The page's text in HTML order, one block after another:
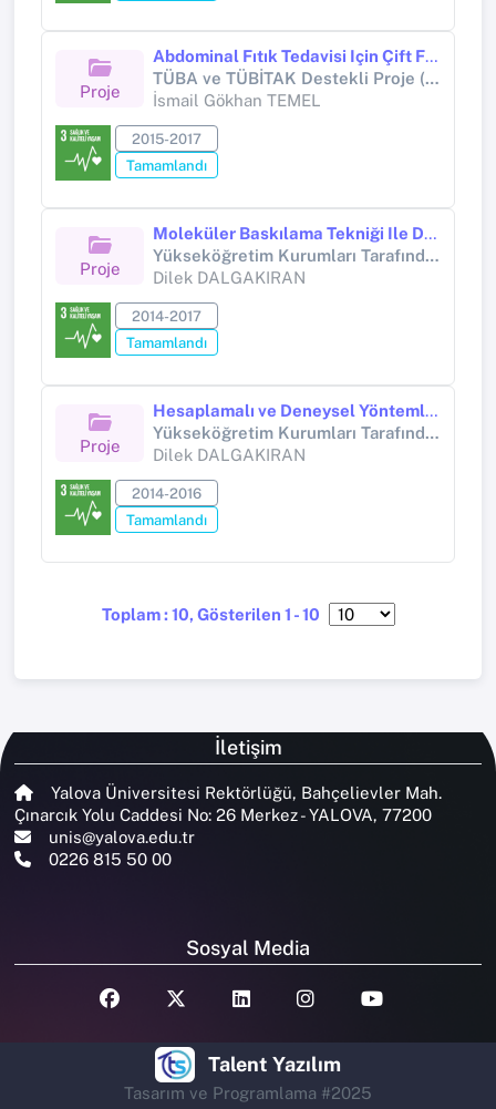
Proje
Abdominal Fıtık Tedavisi Için Çift Fonksiyonlu Yeni Bir Kompozit Yama Geliştirilmesi
TÜBA ve TÜBİTAK Destekli Proje (TÜBİTAK PROJESİ)
İsmail Gökhan TEMEL
2015-2017
Tamamlandı
Proje
Moleküler Baskılama Tekniği Ile Doksisiklin Baskılı Kontakt Lenslerin Hazırlanması Ve Kornea Neovaskülarizasyon Tedavisi Amacıyla In Vivo Ve In Vitro İlaç Salım Performanslarının Belirlenmesi
Yükseköğretim Kurumları Tarafından Destekli Bilimsel Araştırma Projesi (Yükseköğretim Kurumları tarafından destekli bilimsel araştırma projesi)
Dilek DALGAKIRAN
2014-2017
Tamamlandı
Proje
Hesaplamalı ve Deneysel Yöntemler Kullanarak Moleküler Baskılama Tekniği ile Monosiklin BaskılıPolimer Jellerin Tasarlanması ve İlaç Salım Performanslarının Belirlenmesi
Yükseköğretim Kurumları Tarafından Destekli Bilimsel Araştırma Projesi (Yükseköğretim Kurumları tarafından destekli bilimsel araştırma projesi)
Dilek DALGAKIRAN
2014-2016
Tamamlandı
Toplam : 10, Gösterilen 1 - 10
İletişim
Yalova Üniversitesi Rektörlüğü, Bahçelievler Mah.
Çınarcık Yolu Caddesi No: 26 Merkez - YALOVA, 77200
unis@yalova.edu.tr
0226 815 50 00
Sosyal Media
Talent Yazılım
Tasarım ve Programlama #2025